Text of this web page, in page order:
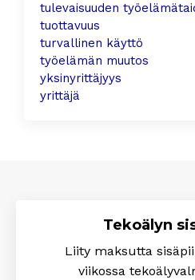
tulevaisuuden
tuottavuus
turvallinen käyttö
työelämän muutos
yksinyrittäjyys
yrittäjä
Tekoälyn
Liity maksutta
viikossa